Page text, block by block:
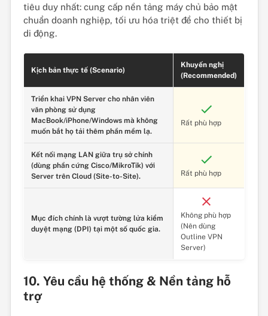
tiêu duy nhất: cung cấp nền tảng máy chủ bảo mật
chuẩn doanh nghiệp, tối ưu hóa triệt để cho thiết bị
di động.
Kịch bản thực tế (Scenario)
Khuyến nghị
(Recommended)
Triển khai VPN Server cho nhân viên
văn phòng sử dụng
MacBook/iPhone/Windows mà không
muốn bắt họ tải thêm phần mềm lạ.
Rất phù hợp
Kết nối mạng LAN giữa trụ sở chính
(dùng phần cứng Cisco/MikroTik) với
Server trên Cloud (Site-to-Site).
Rất phù hợp
Mục đích chính là vượt tường lửa kiểm
duyệt mạng (DPI) tại một số quốc gia.
Không phù hợp
(Nên dùng
Outline VPN
Server)
10. Yêu cầu hệ thống & Nền tảng hỗ
trợ